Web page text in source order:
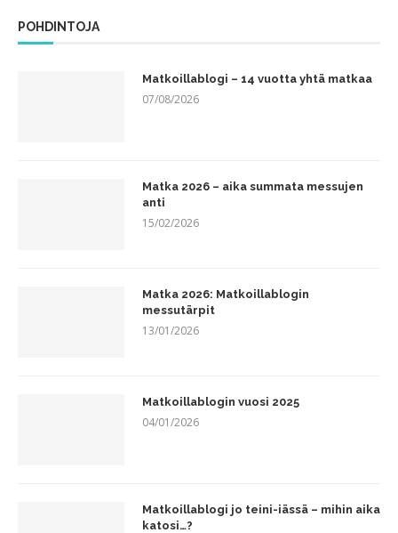
POHDINTOJA
Matkoillablogi – 14 vuotta yhtä matkaa
07/08/2026
Matka 2026 – aika summata messujen
anti
15/02/2026
Matka 2026: Matkoillablogin
messutärpit
13/01/2026
Matkoillablogin vuosi 2025
04/01/2026
Matkoillablogi jo teini-iässä – mihin aika
katosi…?